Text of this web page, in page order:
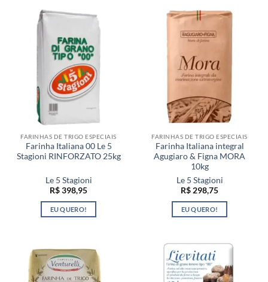
FARINHAS DE TRIGO ESPECIAIS
Farinha Italiana 00 Le 5
Stagioni RINFORZATO 25kg
Le 5 Stagioni
R$398,95
EU QUERO!
FARINHAS DE TRIGO ESPECIAIS
Farinha Italiana integral
Agugiaro & Figna MORA
10kg
Le 5 Stagioni
R$ 298,75
EU QUERO!